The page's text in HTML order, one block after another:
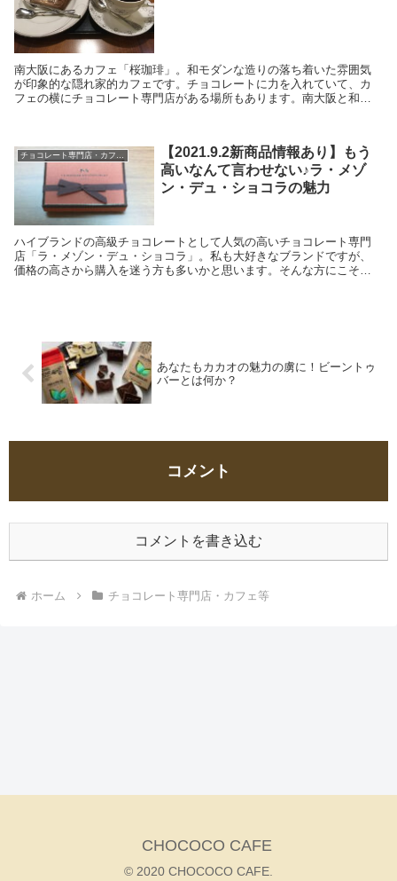
南大阪にあるカフェ「桜珈琲」。和モダンな造りの落ち着いた雰囲気
が印象的な隠れ家的カフェです。チョコレートに力を入れていて、カ
フェの横にチョコレート専門店がある場所もあります。南大阪と和歌
【2021.9.2新商品情報あり】もう
高いなんて言わせない♪ラ・メゾ
ン・デュ・ショコラの魅力
ハイブランドの高級チョコレートとして人気の高いチョコレート専門
店「ラ・メゾン・デュ・ショコラ」。私も大好きなブランドですが、
価格の高さから購入を迷う方も多いかと思います。そんな方にこそぜ
あなたもカカオの魅力の虜に！ビーントゥ
バーとは何か？
コメント
コメントを書き込む
ホーム チョコレート専門店・カフェ等
CHOCOCO CAFE
© 2020 CHOCOCO CAFE.